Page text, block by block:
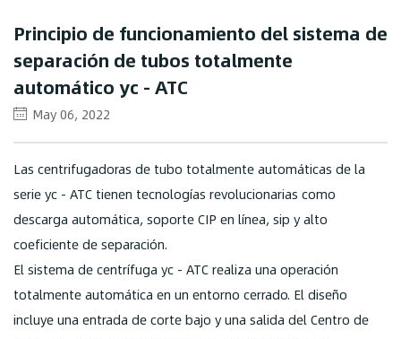
Principio de funcionamiento del sistema de
separación de tubos totalmente
automático yc - ATC
May 06, 2022
Las centrifugadoras de tubo totalmente automáticas de la
serie yc - ATC tienen tecnologías revolucionarias como
descarga automática, soporte CIP en línea, sip y alto
coeficiente de separación.
El sistema de centrífuga yc - ATC realiza una operación
totalmente automática en un entorno cerrado. El diseño
incluye una entrada de corte bajo y una salida del Centro de